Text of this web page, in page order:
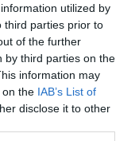
utilized by
third parties prior to
of the further
by third parties on the
information may
on the IAB’s List of
disclose it to other
Prix de vente